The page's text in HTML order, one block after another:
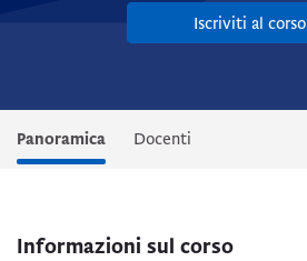
Iscriviti al corso
Panoramica Docenti
Informazioni sul corso